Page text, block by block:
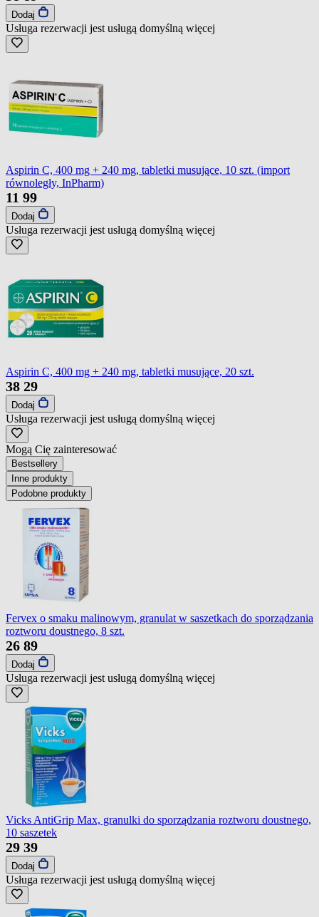
Dodaj
Usługa rezerwacji jest usługą domyślną więcej
Aspirin C, 400 mg + 240 mg, tabletki musujące, 10 szt. (import
równoległy, InPharm)
11 99
Dodaj
Usługa rezerwacji jest usługą domyślną więcej
Aspirin C, 400 mg + 240 mg, tabletki musujące, 20 szt.
38 29
Dodaj
Usługa rezerwacji jest usługą domyślną więcej
Mogą Cię zainteresować
Bestsellery
Inne produkty
Podobne produkty
Fervex o smaku malinowym, granulat w saszetkach do sporządzania
roztworu doustnego, 8 szt.
26 89
Dodaj
Usługa rezerwacji jest usługą domyślną więcej
Vicks AntiGrip Max, granulki do sporządzania roztworu doustnego,
10 saszetek
29 39
Dodaj
Usługa rezerwacji jest usługą domyślną więcej